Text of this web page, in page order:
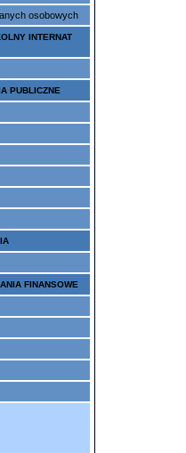
osobowych
INTERNAT
PUBLICZNE
FINANSOWE